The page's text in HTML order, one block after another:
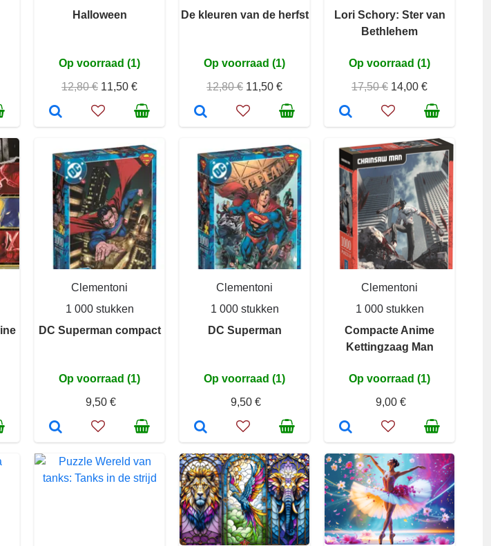
Halloween
Op voorraad (1)
12,80 € 11,50 €
De kleuren van de herfst
Op voorraad (1)
12,80 € 11,50 €
Lori Schory: Ster van
Bethlehem
Op voorraad (1)
17,50 € 14,00 €
Clementoni
1 000 stukken
DC Superman compact
Op voorraad (1)
9,50 €
Clementoni
1 000 stukken
DC Superman
Op voorraad (1)
9,50 €
Clementoni
1 000 stukken
Compacte Anime
Kettingzaag Man
Op voorraad (1)
9,00 €